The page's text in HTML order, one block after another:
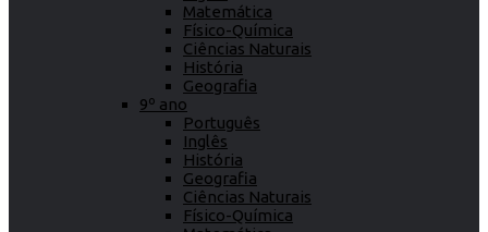
Matemática
Físico-Química
Ciências Naturais
História
Geografia
9º ano
Português
Inglês
História
Geografia
Ciências Naturais
Físico-Química